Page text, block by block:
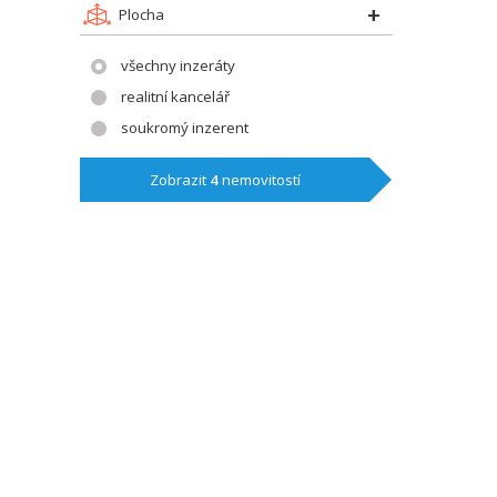
Plocha
všechny inzeráty
realitní kancelář
soukromý inzerent
Zobrazit 4nemovitostí